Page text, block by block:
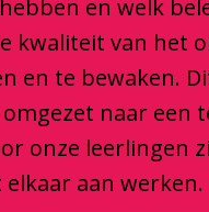
en welk
kwaliteit van het
en te bewaken.
naar een
onze leerlingen
aan werken.